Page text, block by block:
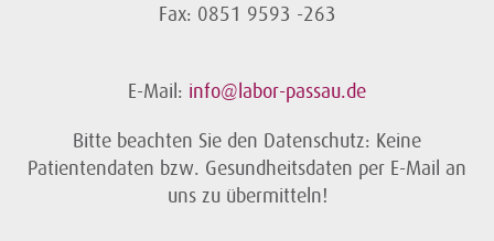
Fax: 0851 9593 -263
E-Mail: info@labor-passau.de
Bitte beachten Sie den Datenschutz: Keine
Patientendaten bzw. Gesundheitsdaten per E-Mail an
uns zu übermitteln!